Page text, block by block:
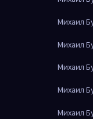
Михаил
Михаил
Михаил
Михаил
Михаил